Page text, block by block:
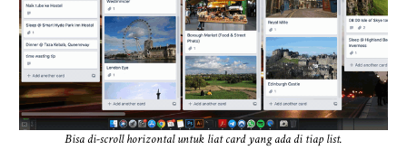
Bisa di-scroll horizontal untuk liat card yang ada di tiap list.